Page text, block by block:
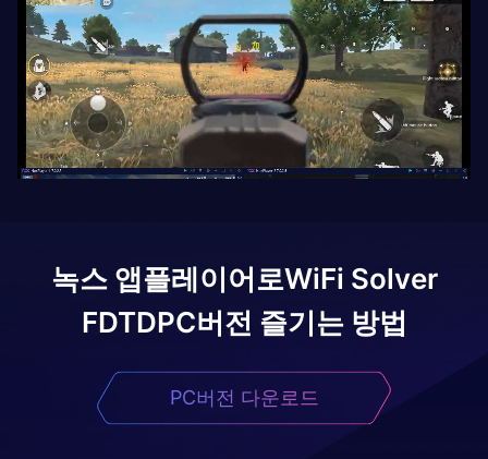
녹스 앱플레이어로WiFi Solver
FDTDPC버전 즐기는 방법
PC버전 다운로드